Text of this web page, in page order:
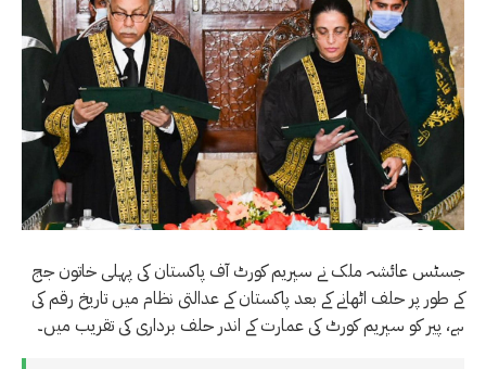
جسٹس عائشہ ملک نے سپریم کورٹ آف پاکستان کی پہلی خاتون جج
کے طور پر حلف اٹھانے کے بعد پاکستان کے عدالتی نظام میں تاریخ رقم کی
ہے، پیر کو سپریم کورٹ کی عمارت کے اندر حلف برداری کی تقریب میں۔